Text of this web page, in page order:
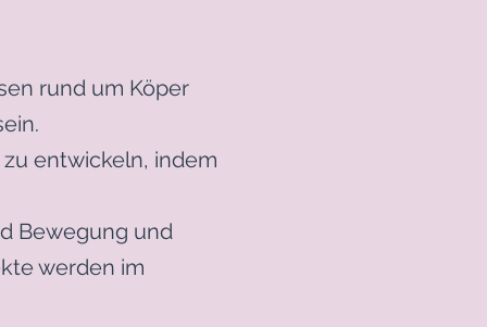
rund um Köper
entwickeln, indem
Bewegung und
werden im